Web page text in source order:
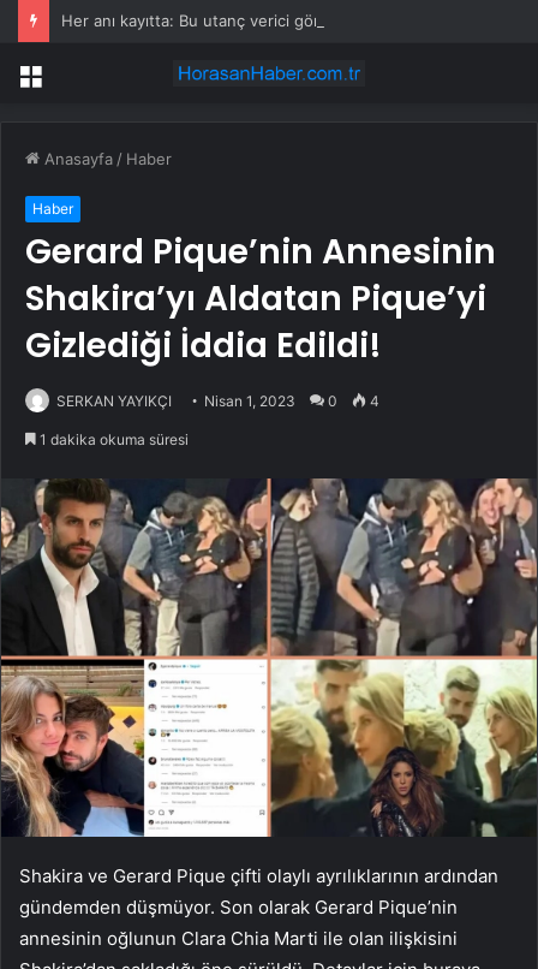
Menü
Anasayfa / Haber
Haber
Gerard Pique’nin Annesinin
Shakira’yı Aldatan Pique’yi
Gizlediği İddia Edildi!
SERKAN YAYIKÇI Nisan 1, 2023 0 4
1 dakika okuma süresi
Shakira ve Gerard Pique çifti olaylı ayrılıklarının ardından
gündemden düşmüyor. Son olarak Gerard Pique’nin
annesinin oğlunun Clara Chia Marti ile olan ilişkisini